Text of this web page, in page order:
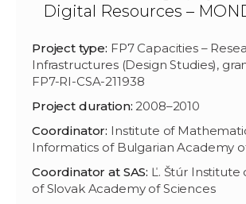
Digital Resources –
Project type: FP7 Capacities –
Infrastructures (Design Studies),
FP7-RI-CSA-211938
Project duration: 2008–2010
Coordinator: Institute of
Informatics of Bulgarian Academy
Coordinator at SAS: Ľ. Štúr Institute
of Slovak Academy of Sciences